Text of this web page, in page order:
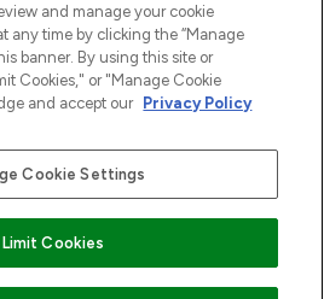
and manage your cookie
any time by clicking the “Manage
banner. By using this site or
Cookies," or "Manage Cookie
and accept our Privacy Policy
Cookie Settings
Limit Cookies